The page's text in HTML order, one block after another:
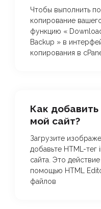
Чтобы выполнить
копирование
функцию «
Backup » в
копирования в
Как
мой сайт?
Загрузите
добавьте HTML-
сайта. Это
помощью HTML
файлов